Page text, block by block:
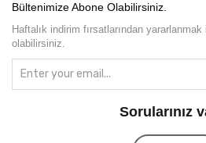
Bültenimize Abone Olabilirsiniz.
Haftalık indirim fırsatlarından
olabilirsiniz.
Sorularınız